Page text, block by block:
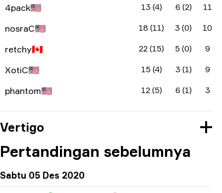
4pack🇺🇸 13 (4) 6 (2) 11
nosraC🇺🇸 18 (11) 3 (0) 10
retchy🇨🇦 22 (15) 5 (0) 9
XotiC🇺🇸 15 (4) 3 (1) 9
phantom🇺🇸 12 (5) 6 (1) 3
Vertigo
Pertandingan sebelumnya
Sabtu 05 Des 2020